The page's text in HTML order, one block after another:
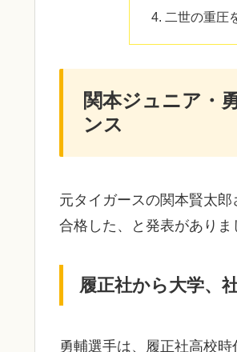
二世の重圧
関本ジュニア・
ンス
元タイガースの関本賢太
合格した、と発表がありま
履正社から大学、
勇輔選手は、履正社高校